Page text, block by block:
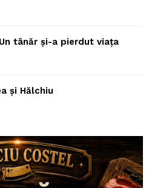
tânăr și-a pierdut viața
și Hălchiu